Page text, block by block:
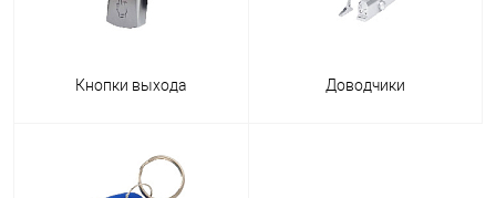
Кнопки выхода Доводчики